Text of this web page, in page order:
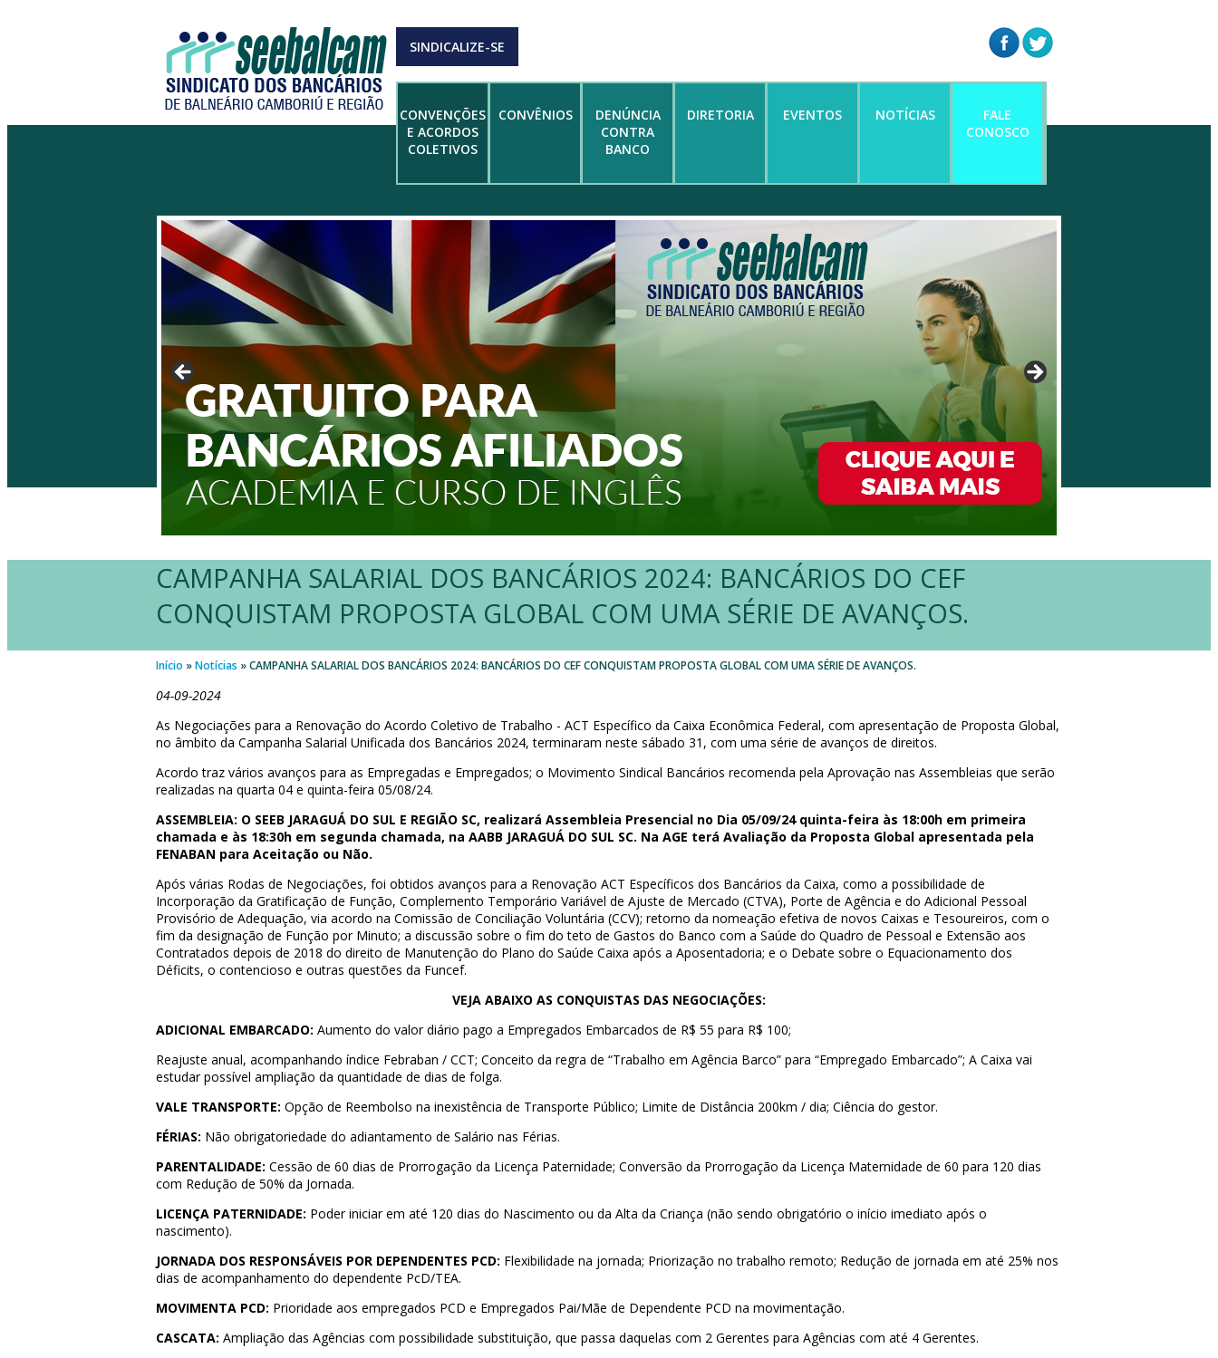
SINDICALIZE-SE
CONVENÇÕES
E ACORDOS
COLETIVOS
CONVÊNIOS
DENÚNCIA
CONTRA
BANCO
DIRETORIA EVENTOS NOTÍCIAS
FALE
CONOSCO
CAMPANHA SALARIAL DOS BANCÁRIOS 2024: BANCÁRIOS DO CEF
CONQUISTAM PROPOSTA GLOBAL COM UMA SÉRIE DE AVANÇOS.
Início »Notícias »CAMPANHA SALARIAL DOS BANCÁRIOS 2024: BANCÁRIOS DO CEF CONQUISTAM PROPOSTA GLOBAL COM UMA SÉRIE DE AVANÇOS.
04-09-2024
As Negociações para a Renovação do Acordo Coletivo de Trabalho - ACT Específico da Caixa Econômica Federal, com apresentação de Proposta Global,
no âmbito da Campanha Salarial Unificada dos Bancários 2024, terminaram neste sábado 31, com uma série de avanços de direitos.
Acordo traz vários avanços para as Empregadas e Empregados; o Movimento Sindical Bancários recomenda pela Aprovação nas Assembleias que serão
realizadas na quarta 04 e quinta-feira 05/08/24.
ASSEMBLEIA: O SEEB JARAGUÁ DO SUL E REGIÃO SC, realizará Assembleia Presencial no Dia 05/09/24 quinta-feira às 18:00h em primeira
chamada e às 18:30h em segunda chamada, na AABB JARAGUÁ DO SUL SC. Na AGE terá Avaliação da Proposta Global apresentada pela
FENABAN para Aceitação ou Não.
Após várias Rodas de Negociações, foi obtidos avanços para a Renovação ACT Específicos dos Bancários da Caixa, como a possibilidade de
Incorporação da Gratificação de Função, Complemento Temporário Variável de Ajuste de Mercado (CTVA), Porte de Agência e do Adicional Pessoal
Provisório de Adequação, via acordo na Comissão de Conciliação Voluntária (CCV); retorno da nomeação efetiva de novos Caixas e Tesoureiros, com o
fim da designação de Função por Minuto; a discussão sobre o fim do teto de Gastos do Banco com a Saúde do Quadro de Pessoal e Extensão aos
Contratados depois de 2018 do direito de Manutenção do Plano do Saúde Caixa após a Aposentadoria; e o Debate sobre o Equacionamento dos
Déficits, o contencioso e outras questões da Funcef.
VEJA ABAIXO AS CONQUISTAS DAS NEGOCIAÇÕES:
ADICIONAL EMBARCADO: Aumento do valor diário pago a Empregados Embarcados de R$ 55 para R$ 100;
Reajuste anual, acompanhando índice Febraban / CCT; Conceito da regra de “Trabalho em Agência Barco” para “Empregado Embarcado”; A Caixa vai
estudar possível ampliação da quantidade de dias de folga.
VALE TRANSPORTE: Opção de Reembolso na inexistência de Transporte Público; Limite de Distância 200km / dia; Ciência do gestor.
FÉRIAS: Não obrigatoriedade do adiantamento de Salário nas Férias.
PARENTALIDADE: Cessão de 60 dias de Prorrogação da Licença Paternidade; Conversão da Prorrogação da Licença Maternidade de 60 para 120 dias
com Redução de 50% da Jornada.
LICENÇA PATERNIDADE: Poder iniciar em até 120 dias do Nascimento ou da Alta da Criança (não sendo obrigatório o início imediato após o
nascimento).
JORNADA DOS RESPONSÁVEIS POR DEPENDENTES PCD: Flexibilidade na jornada; Priorização no trabalho remoto; Redução de jornada em até 25% nos
dias de acompanhamento do dependente PcD/TEA.
MOVIMENTA PCD: Prioridade aos empregados PCD e Empregados Pai/Mãe de Dependente PCD na movimentação.
CASCATA: Ampliação das Agências com possibilidade substituição, que passa daquelas com 2 Gerentes para Agências com até 4 Gerentes.